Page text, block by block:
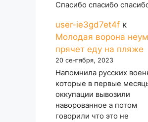
Спасибо спасибо
user-ie3gd7et4f к
Молодая ворона
прячет еду на пляже
20 сентября, 2023
Напомнила русских
которые в первые
оккупации вывозили
наворованное а потом
говорили что это не